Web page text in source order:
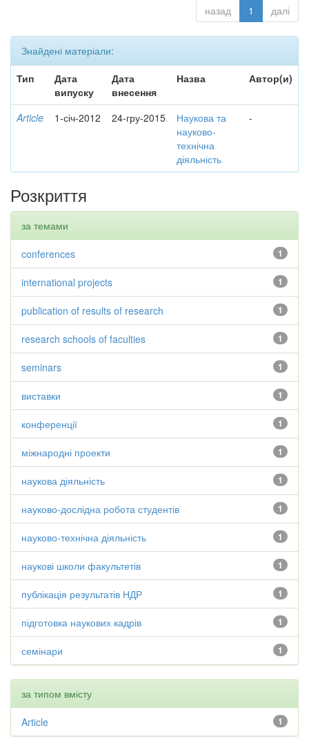
назад 1 далі
Знайдені матеріали:
Тип
Дата
випуску
Дата
внесення
Назва Автор(и)
Article 1-січ-2012 24-гру-2015
Наукова та
науково-
технічна
діяльність
-
Розкриття
за темами
1
conferences
1
international projects
1
publication of results of research
1
research schools of faculties
1
seminars
1
виставки
1
конференції
1
міжнародні проекти
1
наукова діяльність
1
науково-дослідна робота студентів
1
науково-технічна діяльність
1
наукові школи факультетів
1
публікація результатів НДР
1
підготовка наукових кадрів
1
семінари
за типом вмісту
1
Article